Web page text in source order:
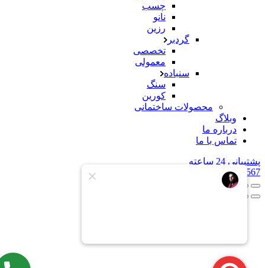
چسب
نانو
رزین
گردبر
تخصصی
معمولی
سنباده
سنگ
کورین
محصولات ساختمانی
وبلاگ
درباره ما
تماس با ما
24 ساعته